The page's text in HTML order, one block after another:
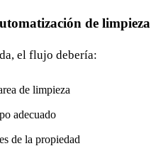
de limpieza
el flujo debería:
de limpieza
adecuado
de la propiedad